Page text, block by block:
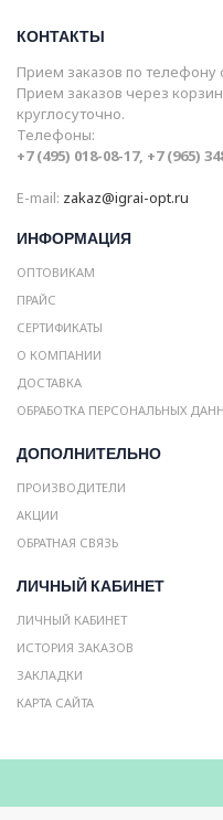
КОНТАКТЫ
Прием заказов по
Прием заказов через
круглосуточно.
Телефоны:
+7 (495) 018-08-17, +7 (965)
E-mail: zakaz@igrai-opt.ru
ИНФОРМАЦИЯ
ОПТОВИКАМ
ПРАЙС
СЕРТИФИКАТЫ
О КОМПАНИИ
ДОСТАВКА
ОБРАБОТКА ПЕРСОНАЛЬНЫХ
ДОПОЛНИТЕЛЬНО
ПРОИЗВОДИТЕЛИ
АКЦИИ
ОБРАТНАЯ СВЯЗЬ
ЛИЧНЫЙ КАБИНЕТ
ЛИЧНЫЙ КАБИНЕТ
ИСТОРИЯ ЗАКАЗОВ
ЗАКЛАДКИ
КАРТА САЙТА